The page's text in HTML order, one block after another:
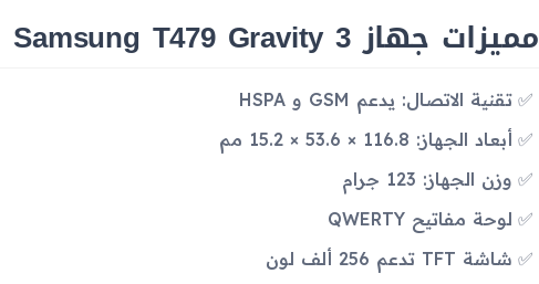
مميزات جهاز Samsung T479 Gravity 3
تقنية الاتصال: يدعم GSM و HSPA
أبعاد الجهاز: 116.8 × 53.6 × 15.2 مم
وزن الجهاز: 123 جرام
لوحة مفاتيح QWERTY
شاشة TFT تدعم 256 ألف لون